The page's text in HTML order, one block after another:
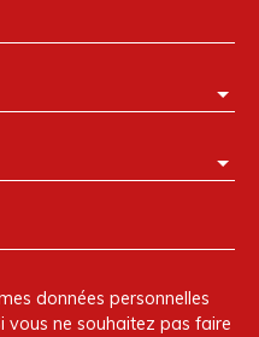
données personnelles
vous ne souhaitez pas faire